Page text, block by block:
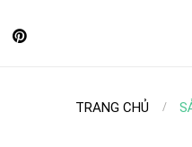
TRANG CHỦ